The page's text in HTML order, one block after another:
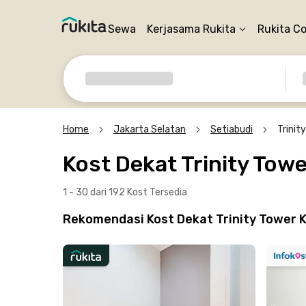
Sewa Kerjasama Rukita Rukita
Home Jakarta Selatan Setiabudi
Kost Dekat Trinity
1 - 30 dari 192 Kost Tersedia
Rekomendasi Kost Dekat Trinity